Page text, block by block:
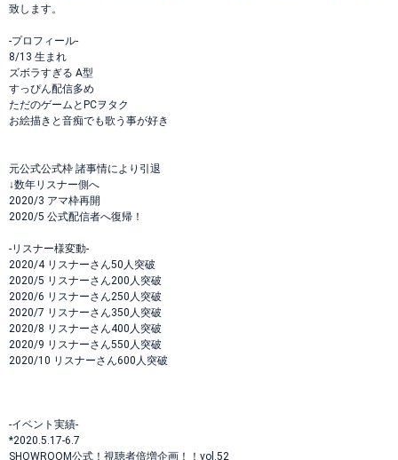
致します。
-プロフィール-
8/13 生まれ
ズボラすぎる A型
すっぴん配信多め
ただのゲームとPCヲタク
お絵描きと音痴でも歌う事が好き
元公式公式枠 諸事情により引退
↓数年リスナー側へ
2020/3 アマ枠再開
2020/5 公式配信者へ復帰！
-リスナー様変動-
2020/4 リスナーさん50人突破
2020/5 リスナーさん200人突破
2020/6 リスナーさん250人突破
2020/7 リスナーさん350人突破
2020/8 リスナーさん400人突破
2020/9 リスナーさん550人突破
2020/10 リスナーさん600人突破
-イベント実績-
*2020.5.17-6.7
SHOWROOM公式！視聴者倍増企画！！vol.52